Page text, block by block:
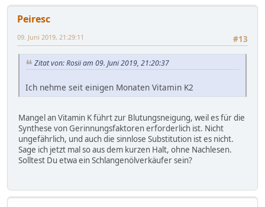
Peiresc
#13
09. Juni 2019, 21:29:11
Zitat von: Rosii am 09. Juni 2019, 21:20:37
Ich nehme seit einigen Monaten Vitamin K2
Mangel an Vitamin K führt zur Blutungsneigung, weil es für die
Synthese von Gerinnungsfaktoren erforderlich ist. Nicht
ungefährlich, und auch die sinnlose Substitution ist es nicht.
Sage ich jetzt mal so aus dem kurzen Halt, ohne Nachlesen.
Solltest Du etwa ein Schlangenölverkäufer sein?